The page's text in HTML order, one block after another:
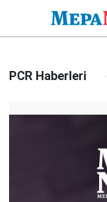
PCR Haberleri